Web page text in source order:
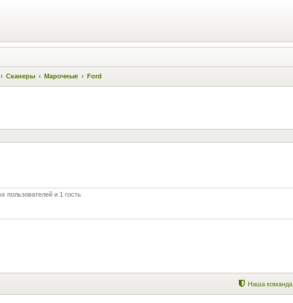
Сканеры Марочные Ford
пользователей и 1 гость
Наша команда